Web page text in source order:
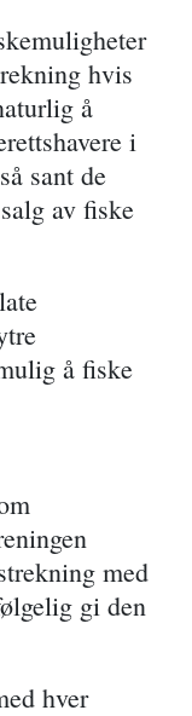
hvis
å
i
sant de
av fiske
å fiske
med
gi den
hver